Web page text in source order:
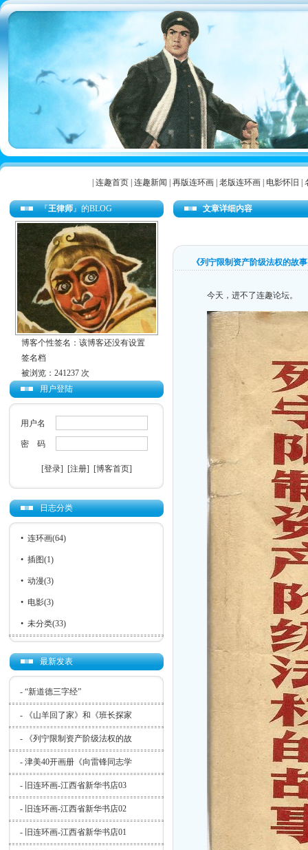
连趣首页| 连趣新闻 再版连环画| 老版连环画| 电影怀旧
『王律师』的BLOG
博客个性签名：该博客还没有设置
签名档
被浏览：241237 次
用户登陆
用户名
密 码
[登录] [注册] [博客首页]
日志分类
• 连环画(64)
• 插图(1)
• 动漫(3)
• 电影(3)
• 未分类(33)
最新发表
- “新道德三字经”
- 《山羊回了家》和《班长探家
- 《列宁限制资产阶级法权的故
- 津美40开画册《向雷锋同志学
- 旧连环画-江西省新华书店03
- 旧连环画-江西省新华书店02
- 旧连环画-江西省新华书店01
文章详细内容
《列宁限制资产阶级法权的故
今天，进不了连趣论坛。